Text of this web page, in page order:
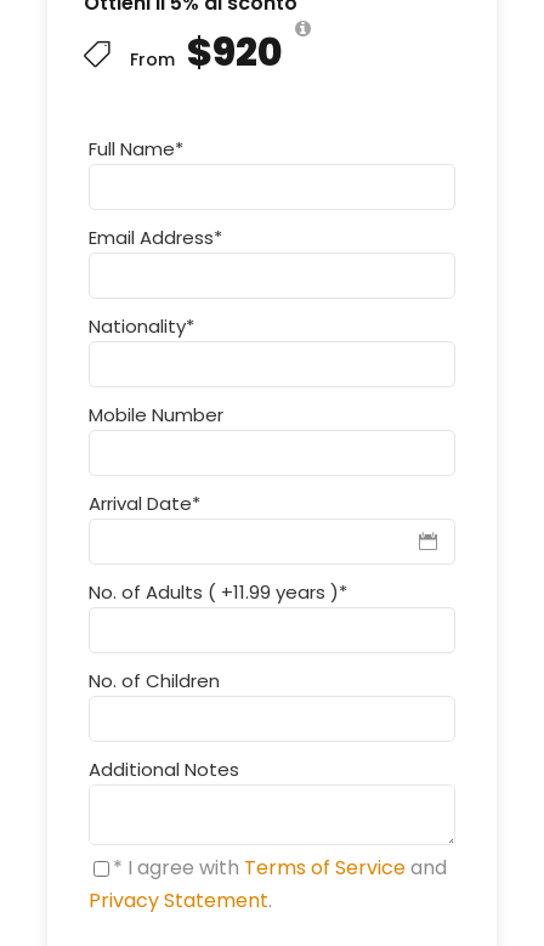
From $920
Full Name*
Email Address*
Nationality*
Mobile Number
Arrival Date*
No. of Adults ( +11.99 years )*
No. of Children
Additional Notes
* I agree with Terms of Serviceand
Privacy Statement.